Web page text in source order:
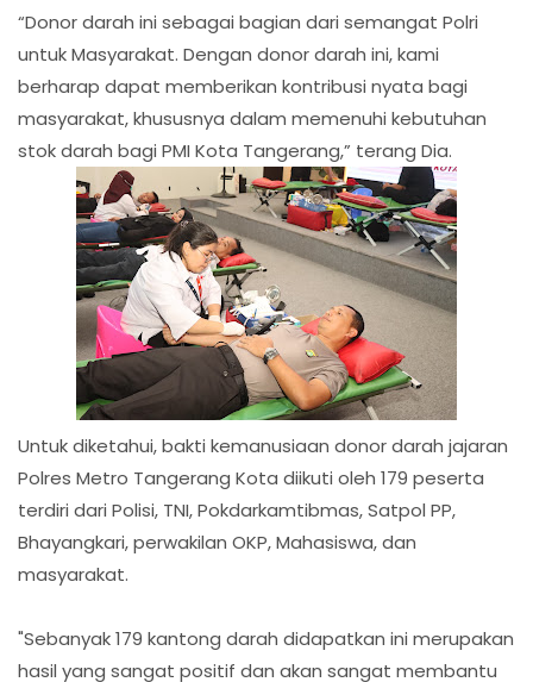
“Donor darah ini sebagai bagian dari semangat Polri
untuk Masyarakat. Dengan donor darah ini, kami
berharap dapat memberikan kontribusi nyata bagi
masyarakat, khususnya dalam memenuhi kebutuhan
stok darah bagi PMI Kota Tangerang,” terang Dia.
Untuk diketahui, bakti kemanusiaan donor darah jajaran
Polres Metro Tangerang Kota diikuti oleh 179 peserta
terdiri dari Polisi, TNI, Pokdarkamtibmas, Satpol PP,
Bhayangkari, perwakilan OKP, Mahasiswa, dan
masyarakat.
"Sebanyak 179 kantong darah didapatkan ini merupakan
hasil yang sangat positif dan akan sangat membantu